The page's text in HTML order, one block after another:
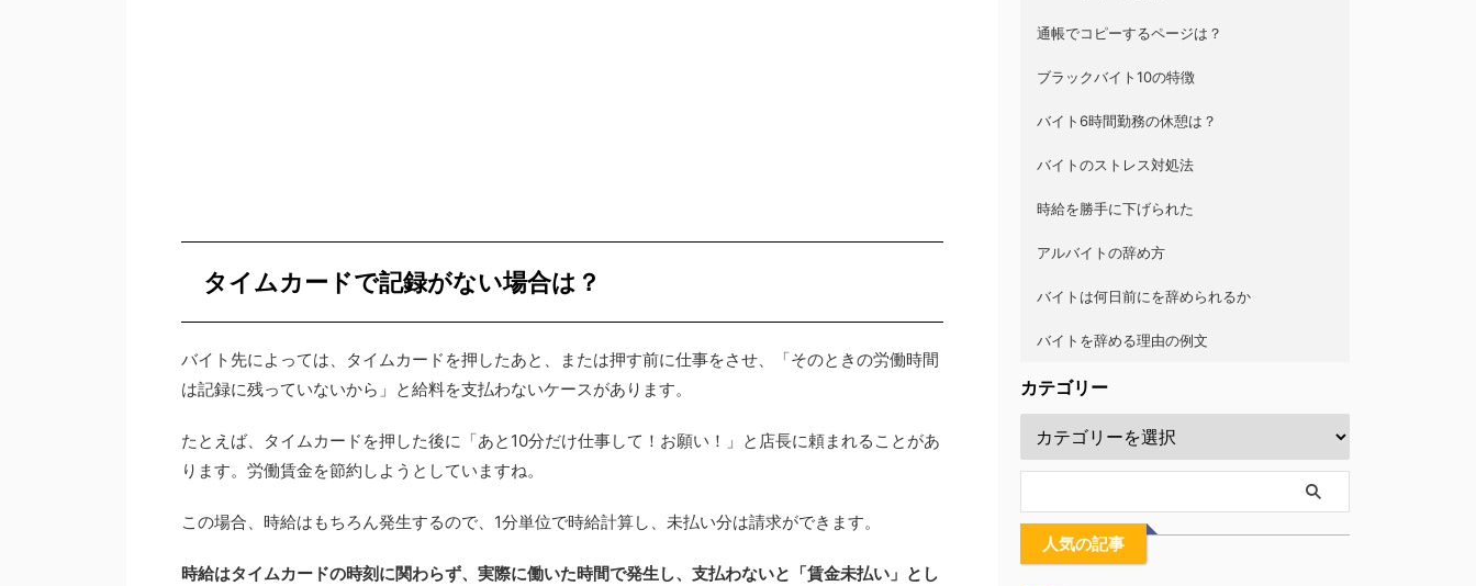
タイムカードで記録がない場合は？
バイト先によっては、タイムカードを押したあと、または押す前に仕事をさせ、「そのときの労働時間
は記録に残っていないから」と給料を支払わないケースがあります。
たとえば、タイムカードを押した後に「あと10分だけ仕事して！お願い！」と店長に頼まれることがあ
ります。労働賃金を節約しようとしていますね。
この場合、時給はもちろん発生するので、1分単位で時給計算し、未払い分は請求ができます。
時給はタイムカードの時刻に関わらず、実際に働いた時間で発生し、支払わないと「賃金未払い」とし
通帳でコピーするページは？
ブラックバイト10の特徴
バイト6時間勤務の休憩は？
バイトのストレス対処法
時給を勝手に下げられた
アルバイトの辞め方
バイトは何日前にを辞められるか
バイトを辞める理由の例文
カテゴリー
人気の記事